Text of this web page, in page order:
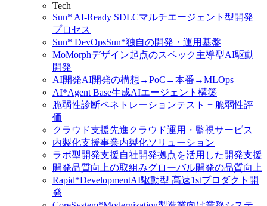
Tech
Sun* AI-Ready SDLCマルチエージェント型開発
プロセス
Sun* DevOpsSun*独自の開発・運用基盤
MoMorphデザイン起点のスペック主導型AI駆動
開発
AI開発AI開発の構想→PoC→本番→MLOps
AI*Agent Base生成AIエージェント構築
脆弱性診断ペネトレーションテスト + 脆弱性評
価
クラウド支援先進クラウド運用・監視サービス
内製化支援事業内製化ソリューション
ラボ型開発支援自社開発拠点を活用した開発支援
開発品質向上の取組みグローバル開発の品質向上
Rapid*DevelopmentAI駆動型 高速1stプロダクト開
発